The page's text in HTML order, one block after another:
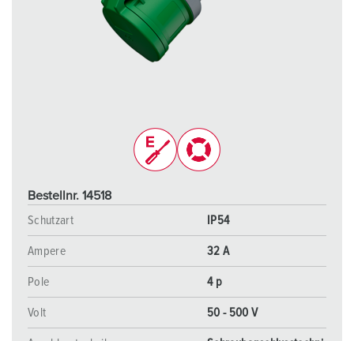
Bestellnr. 14518
Schutzart
IP54
Ampere 32 A
Pole 4 p
Volt 50 - 500 V